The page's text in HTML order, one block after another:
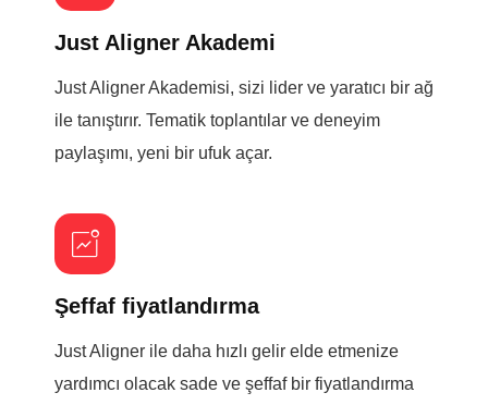
Just Aligner Akademi
Just Aligner Akademisi, sizi lider ve yaratıcı bir ağ
ile tanıştırır. Tematik toplantılar ve deneyim
paylaşımı, yeni bir ufuk açar.
Şeffaf fiyatlandırma
Just Aligner ile daha hızlı gelir elde etmenize
yardımcı olacak sade ve şeffaf bir fiyatlandırma